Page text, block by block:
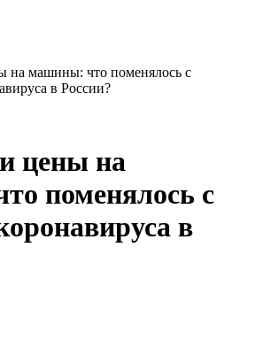
на машины: что поменялось с
в России?
цены на
поменялось с
в